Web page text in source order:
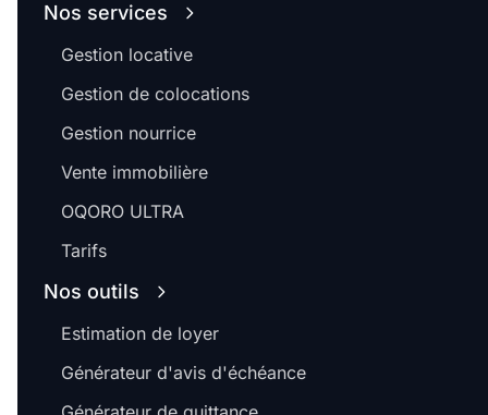
Nos services
Gestion locative
Gestion de colocations
Gestion nourrice
Vente immobilière
OQORO ULTRA
Tarifs
Nos outils
Estimation de loyer
Générateur d'avis d'échéance